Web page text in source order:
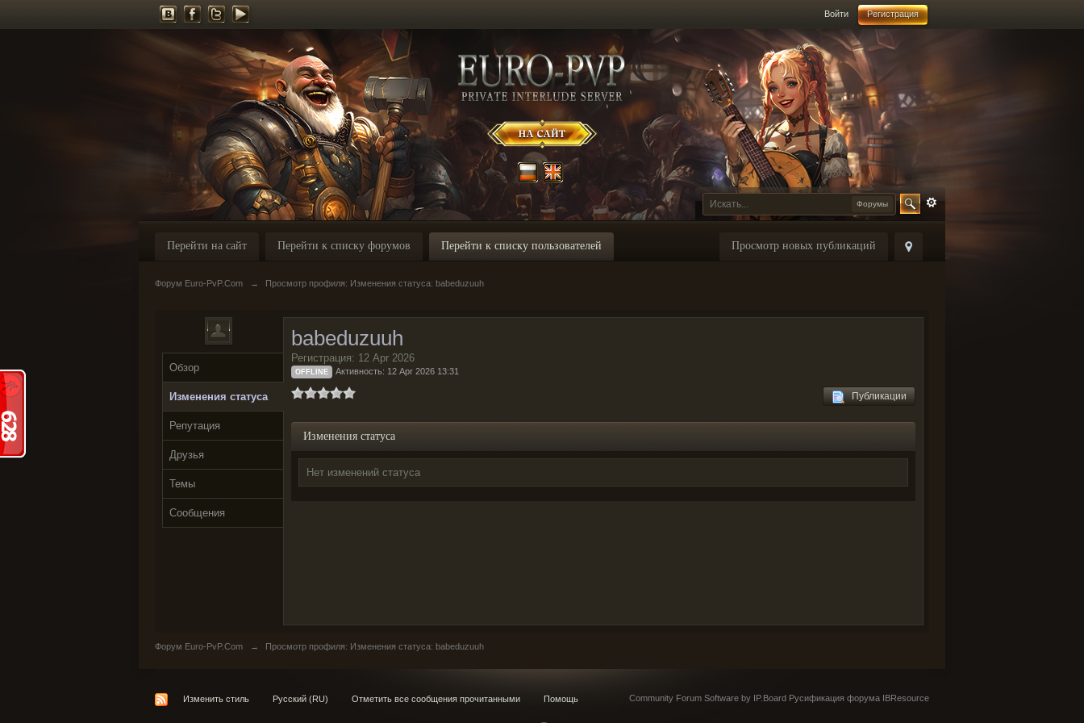
Войти Регистрация
Форумы
Просмотр новых публикаций
Перейти на сайт Перейти к списку форумов Перейти к списку пользователей
Форум Euro-PvP.Com → Просмотр профиля: Изменения статуса: babeduzuuh
Обзор
Изменения статуса
Репутация
Друзья
Темы
Сообщения
babeduzuuh
Регистрация: 12 Apr 2026
OFFLINE Активность: 12 Apr 2026 13:31
Публикации
Изменения статуса
Нет изменений статуса
Форум Euro-PvP.Com → Просмотр профиля: Изменения статуса: babeduzuuh
Изменить стиль Русский (RU) Отметить все сообщения прочитанными Помощь Community Forum Software by IP.Board Русификация форума IBResource